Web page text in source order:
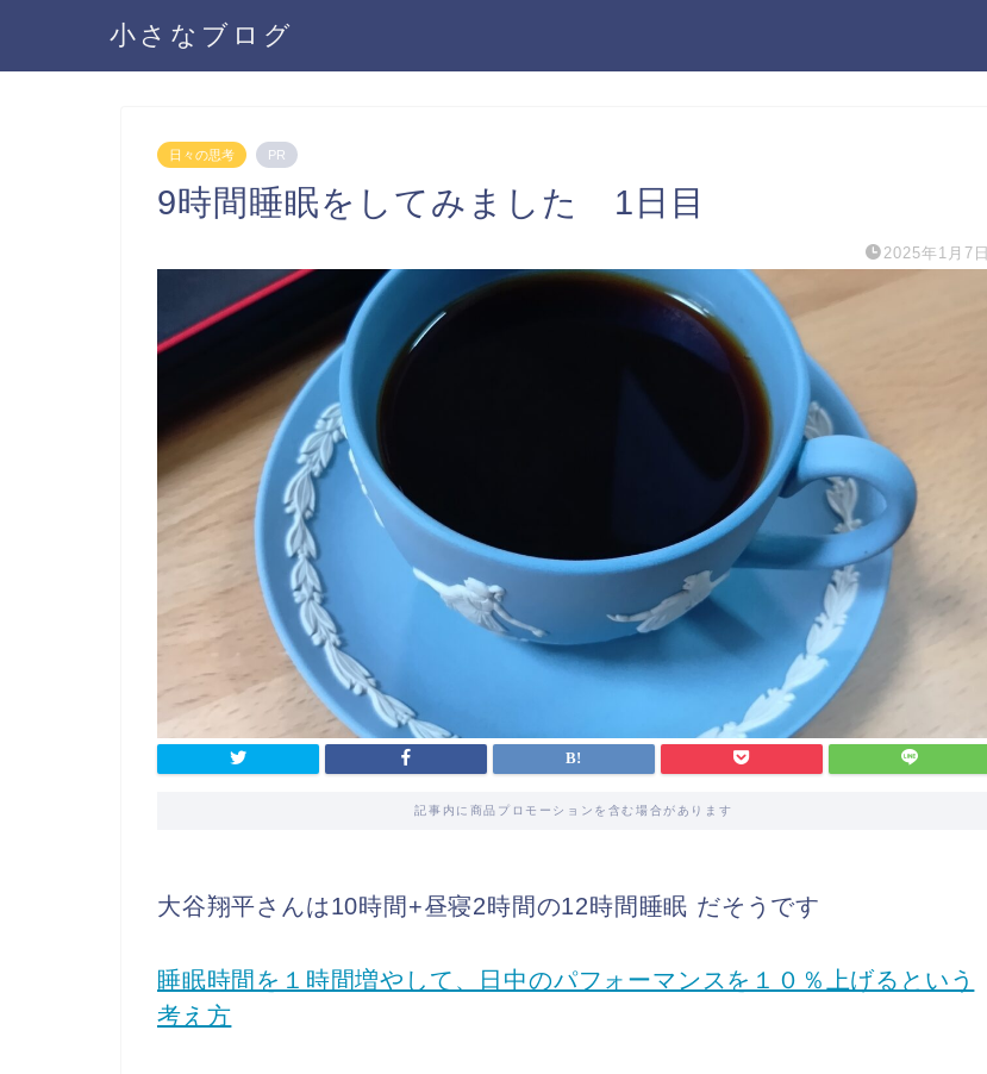
小さなブログ
日々の思考 PR
9時間睡眠をしてみました 1日目
2025年1月7日
記事内に商品プロモーションを含む場合があります
大谷翔平さんは10時間+昼寝2時間の12時間睡眠 だそうです
睡眠時間を１時間増やして、日中のパフォーマンスを１０％上げるという
考え方